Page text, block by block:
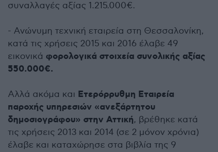
συναλλαγές αξίας 1.215.000€.
- Ανώνυμη τεχνική εταιρεία στη Θεσσαλονίκη,
κατά τις χρήσεις 2015 και 2016 έλαβε 49
εικονικά φορολογικά στοιχεία συνολικής αξίας
550.000€.
Αλλά ακόμα και Ετερόρρυθμη Εταιρεία
παροχής υπηρεσιών «ανεξάρτητου
δημοσιογράφου» στην Αττική, βρέθηκε κατά
τις χρήσεις 2013 και 2014 (σε 2 μόνον χρόνια)
έλαβε και καταχώρησε στα βιβλία της 9